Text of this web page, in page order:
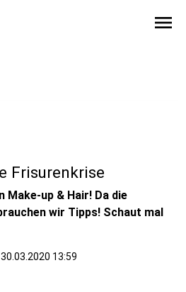
menu
Frisurenkrise
Make-up & Hair! Da die
wir Tipps! Schaut mal
13:59